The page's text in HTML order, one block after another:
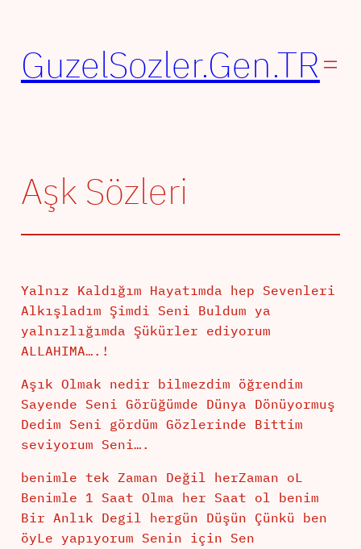
GuzelSozler.Gen.TR
Aşk Sözleri
Yalnız Kaldığım Hayatımda hep Sevenleri
Alkışladım Şimdi Seni Buldum ya
yalnızlığımda Şükürler ediyorum
ALLAHIMA….!
Aşık Olmak nedir bilmezdim öğrendim
Sayende Seni Görüğümde Dünya Dönüyormuş
Dedim Seni gördüm Gözlerinde Bittim
seviyorum Seni….
benimle tek Zaman Değil herZaman oL
Benimle 1 Saat Olma her Saat ol benim
Bir Anlık Degil hergün Düşün Çünkü ben
öyLe yapıyorum Senin için Sen